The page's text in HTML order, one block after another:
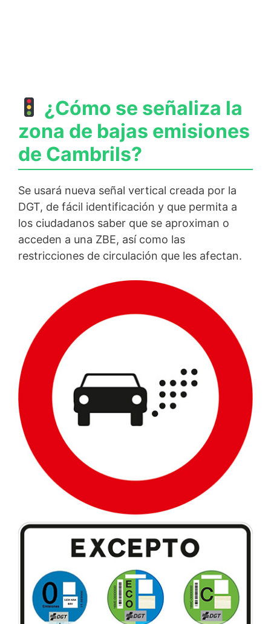
¿Cómo se señaliza la
zona de bajas emisiones
de Cambrils?
Se usará nueva señal vertical creada por la
DGT, de fácil identificación y que permita a
los ciudadanos saber que se aproximan o
acceden a una ZBE, así como las
restricciones de circulación que les afectan.